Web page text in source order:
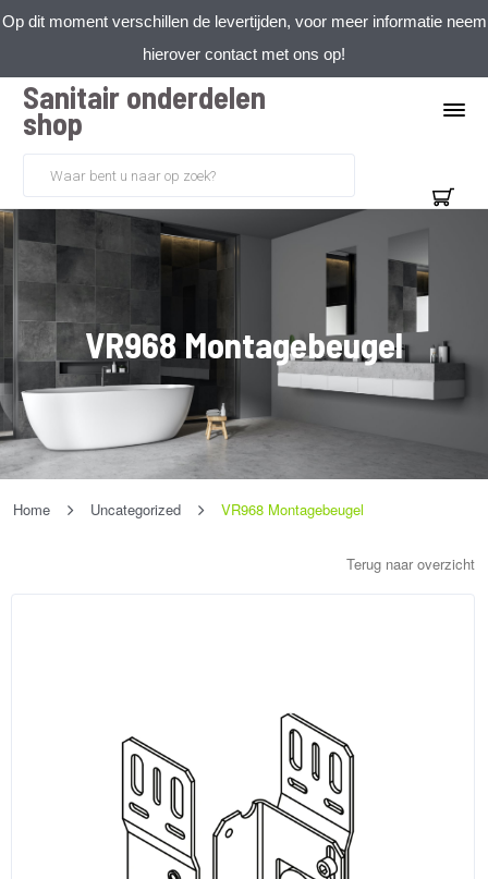
Op dit moment verschillen de levertijden, voor meer informatie neem
hierover contact met ons op!
Sanitair onderdelen
shop
VR968 Montagebeugel
Home Uncategorized VR968 Montagebeugel
Terug naar overzicht